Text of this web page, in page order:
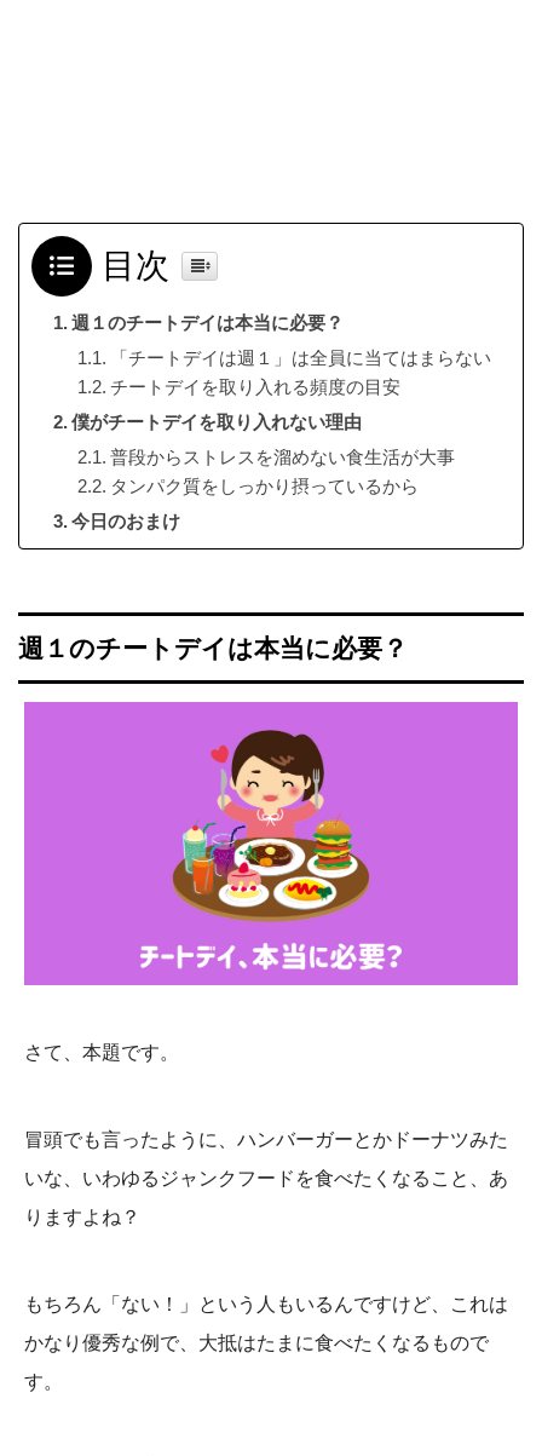
目次
週１のチートデイは本当に必要？
「チートデイは週１」は全員に当てはまらない
チートデイを取り入れる頻度の目安
僕がチートデイを取り入れない理由
普段からストレスを溜めない食生活が大事
タンパク質をしっかり摂っているから
今日のおまけ
週１のチートデイは本当に必要？
さて、本題です。
冒頭でも言ったように、ハンバーガーとかドーナツみた
いな、いわゆるジャンクフードを食べたくなること、あ
りますよね？
もちろん「ない！」という人もいるんですけど、これは
かなり優秀な例で、大抵はたまに食べたくなるもので
す。